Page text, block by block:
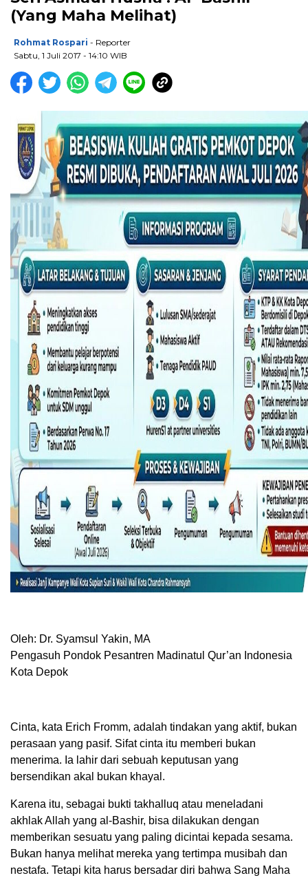
(Yang Maha Melihat)
Rohmat Rospari - Reporter
Sabtu, 1 Juli 2017 - 14:10 WIB
Oleh: Dr. Syamsul Yakin, MA
Pengasuh Pondok Pesantren Madinatul Qur’an Indonesia
Kota Depok
Cinta, kata Erich Fromm, adalah tindakan yang aktif, bukan
perasaan yang pasif. Sifat cinta itu memberi bukan
menerima. Ia lahir dari sebuah keputusan yang
bersendikan akal bukan khayal.
Karena itu, sebagai bukti takhalluq atau meneladani
akhlak Allah yang al-Bashir, bisa dilakukan dengan
memberikan sesuatu yang paling dicintai kepada sesama.
Bukan hanya melihat mereka yang tertimpa musibah dan
nestafa. Tetapi kita harus bersadar diri bahwa Sang Maha